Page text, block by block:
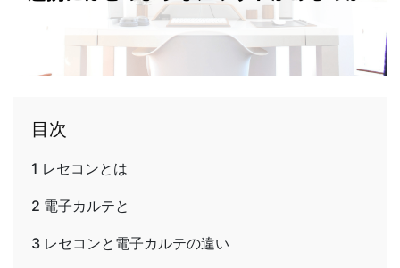
目次
1 レセコンとは
2 電子カルテと
3 レセコンと電子カルテの違い